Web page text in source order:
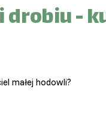
drobiu -
małej hodowli?